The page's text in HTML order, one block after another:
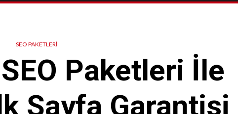
SEO PAKETLERİ
Paketleri İle
Sayfa Garantisi